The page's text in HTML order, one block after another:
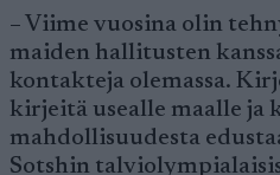
– Viime vuosina olin
maiden hallitusten
kontakteja olemassa.
kirjeitä usealle maalle ja
mahdollisuudesta
Sotshin